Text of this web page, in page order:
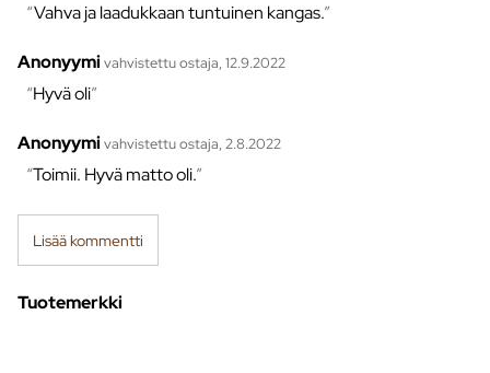
Vahva ja laadukkaan tuntuinen kangas.
Anonyymivahvistettu ostaja, 12.9.2022
Hyvä oli
Anonyymivahvistettu ostaja, 2.8.2022
Toimii. Hyvä matto oli.
Lisää kommentti
Tuotemerkki